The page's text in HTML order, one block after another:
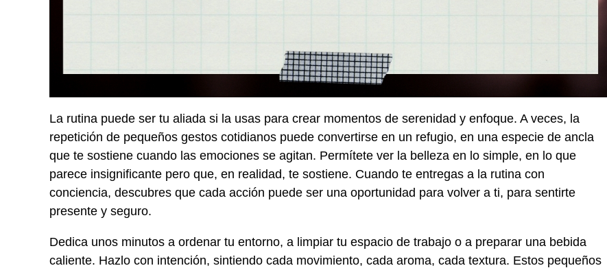
La rutina puede ser tu aliada si la usas para crear momentos de serenidad y enfoque. A veces, la
repetición de pequeños gestos cotidianos puede convertirse en un refugio, en una especie de ancla
que te sostiene cuando las emociones se agitan. Permítete ver la belleza en lo simple, en lo que
parece insignificante pero que, en realidad, te sostiene. Cuando te entregas a la rutina con
conciencia, descubres que cada acción puede ser una oportunidad para volver a ti, para sentirte
presente y seguro.
Dedica unos minutos a ordenar tu entorno, a limpiar tu espacio de trabajo o a preparar una bebida
caliente. Hazlo con intención, sintiendo cada movimiento, cada aroma, cada textura. Estos pequeños